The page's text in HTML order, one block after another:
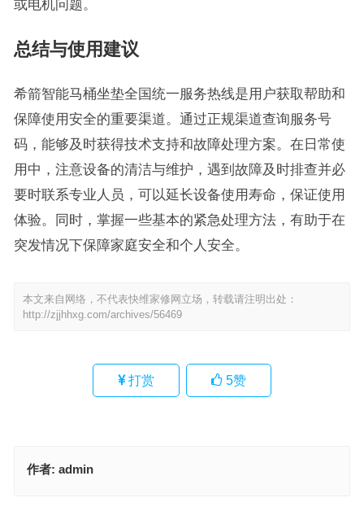
或电机问题。
总结与使用建议
希箭智能马桶坐垫全国统一服务热线是用户获取帮助和
保障使用安全的重要渠道。通过正规渠道查询服务号
码，能够及时获得技术支持和故障处理方案。在日常使
用中，注意设备的清洁与维护，遇到故障及时排查并必
要时联系专业人员，可以延长设备使用寿命，保证使用
体验。同时，掌握一些基本的紧急处理方法，有助于在
突发情况下保障家庭安全和个人安全。
本文来自网络，不代表快维家修网立场，转载请注明出处：
http://zjjhhxg.com/archives/56469
打赏 5赞
作者: admin